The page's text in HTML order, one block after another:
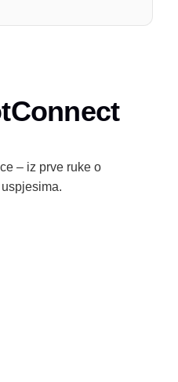
– iz prve ruke o